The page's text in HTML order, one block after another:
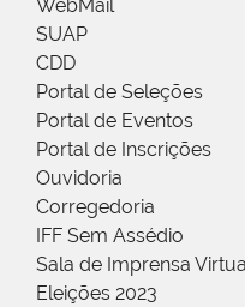
WebMail
SUAP
CDD
Portal de Seleções
Portal de Eventos
Portal de Inscrições
Ouvidoria
Corregedoria
IFF Sem Assédio
Sala de Imprensa
Eleições 2023